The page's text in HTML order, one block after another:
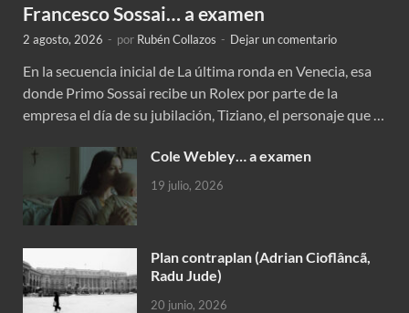
Francesco Sossai… a examen
2 agosto, 2026 - por Rubén Collazos - Dejar un comentario
En la secuencia inicial de La última ronda en Venecia, esa
donde Primo Sossai recibe un Rolex por parte de la
empresa el día de su jubilación, Tiziano, el personaje que …
Cole Webley… a examen
19 julio, 2026
Plan contraplan (Adrian Cioflâncã,
Radu Jude)
20 junio, 2026